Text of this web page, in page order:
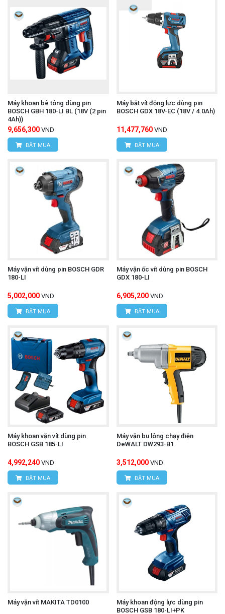
Máy khoan bê tông dùng pin
BOSCH GBH 180-LI BL (18V (2 pin
4Ah))
9,656,300 VND
ĐẶT MUA
Máy bắt vít động lực dùng pin
BOSCH GDX 18V-EC (18V / 4.0Ah)
11,477,760 VND
ĐẶT MUA
Máy vặn vít dùng pin BOSCH GDR
180-LI
5,002,000 VND
ĐẶT MUA
Máy vặn ốc vít dùng pin BOSCH
GDX 180-LI
6,905,200 VND
ĐẶT MUA
Máy khoan vặn vít dùng pin
BOSCH GSB 185-LI
4,992,240 VND
ĐẶT MUA
Máy vặn bu lông chạy điện
DeWALT DW293-B1
3,512,000 VND
ĐẶT MUA
Máy vặn vít MAKITA TD0100
Máy khoan động lực dùng pin
BOSCH GSB 180-LI+PK